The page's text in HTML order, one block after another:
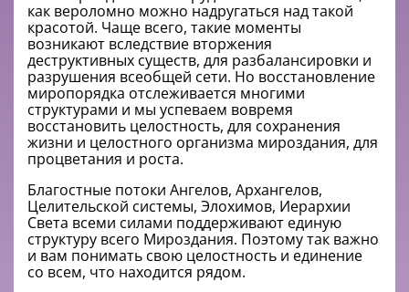
как вероломно можно надругаться над такой
красотой. Чаще всего, такие моменты
возникают вследствие вторжения
деструктивных существ, для разбалансировки и
разрушения всеобщей сети. Но восстановление
миропорядка отслеживается многими
структурами и мы успеваем вовремя
восстановить целостность, для сохранения
жизни и целостного организма мироздания, для
процветания и роста.
Благостные потоки Ангелов, Архангелов,
Целительской системы, Элохимов, Иерархии
Света всеми силами поддерживают единую
структуру всего Мироздания. Поэтому так важно
и вам понимать свою целостность и единение
со всем, что находится рядом.